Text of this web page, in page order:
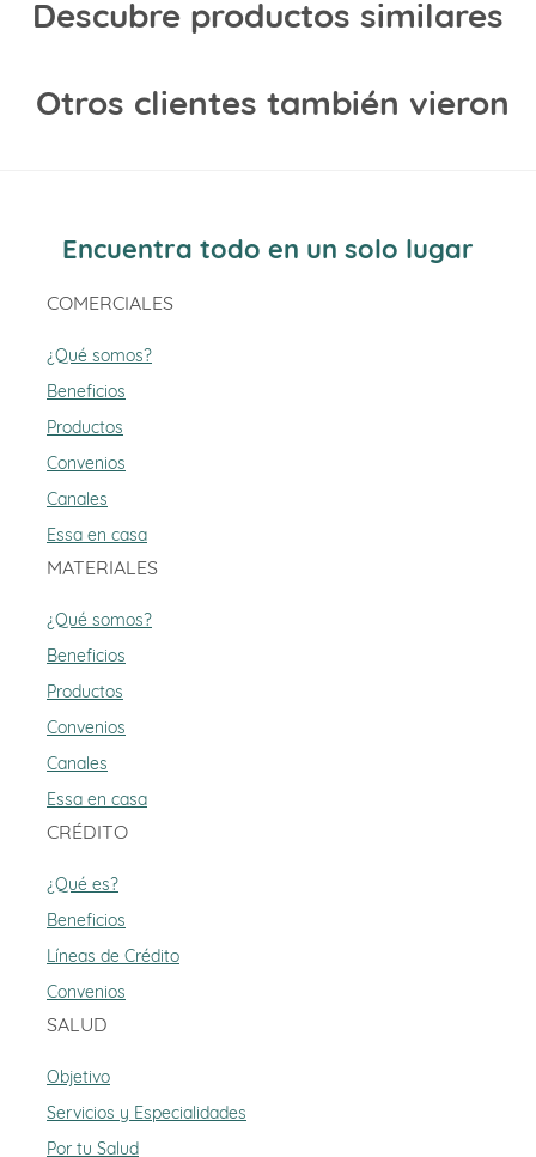
Descubre productos similares
Otros clientes también vieron
Encuentra todo en un solo lugar
COMERCIALES
¿Qué somos?
Beneficios
Productos
Convenios
Canales
Essa en casa
MATERIALES
¿Qué somos?
Beneficios
Productos
Convenios
Canales
Essa en casa
CRÉDITO
¿Qué es?
Beneficios
Líneas de Crédito
Convenios
SALUD
Objetivo
Servicios y Especialidades
Por tu Salud